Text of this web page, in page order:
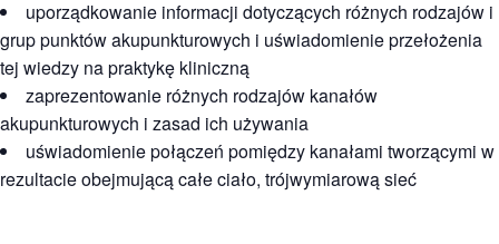
uporządkowanie informacji dotyczących różnych rodzajów i
grup punktów akupunkturowych i uświadomienie przełożenia
tej wiedzy na praktykę kliniczną
zaprezentowanie różnych rodzajów kanałów
akupunkturowych i zasad ich używania
uświadomienie połączeń pomiędzy kanałami tworzącymi w
rezultacie obejmującą całe ciało, trójwymiarową sieć